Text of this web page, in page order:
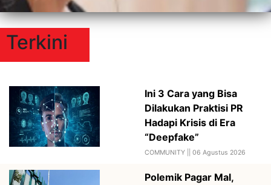
Terkini
Ini 3 Cara yang Bisa
Dilakukan Praktisi PR
Hadapi Krisis di Era
“Deepfake”
COMMUNITY || 06 Agustus 2026
Polemik Pagar Mal,